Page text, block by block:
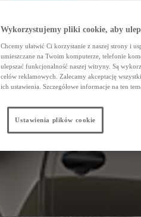
Wykorzystujemy pliki cookie, aby
Chcemy ułatwić Ci korzystanie z naszej strony i
umieszczane na Twoim komputerze, telefonie
ulepszać funkcjonalność naszej witryny. Są
celów reklamowych. Zalecamy akceptację
ich ustawienia. Szczegółowe informacje na ten
Ustawienia plików cookie